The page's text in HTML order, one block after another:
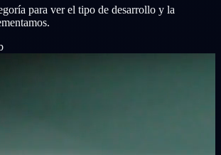
para ver el tipo de desarrollo y la